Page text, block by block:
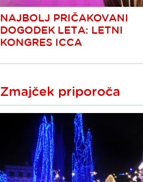
NAJBOLJ PRIČAKOVANI
DOGODEK LETA: LETNI
KONGRES ICCA
Zmajček priporoča